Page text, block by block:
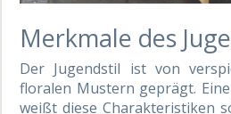
Merkmale des
Der Jugendstil ist von
floralen Mustern geprägt.
weißt diese Charakteristiken